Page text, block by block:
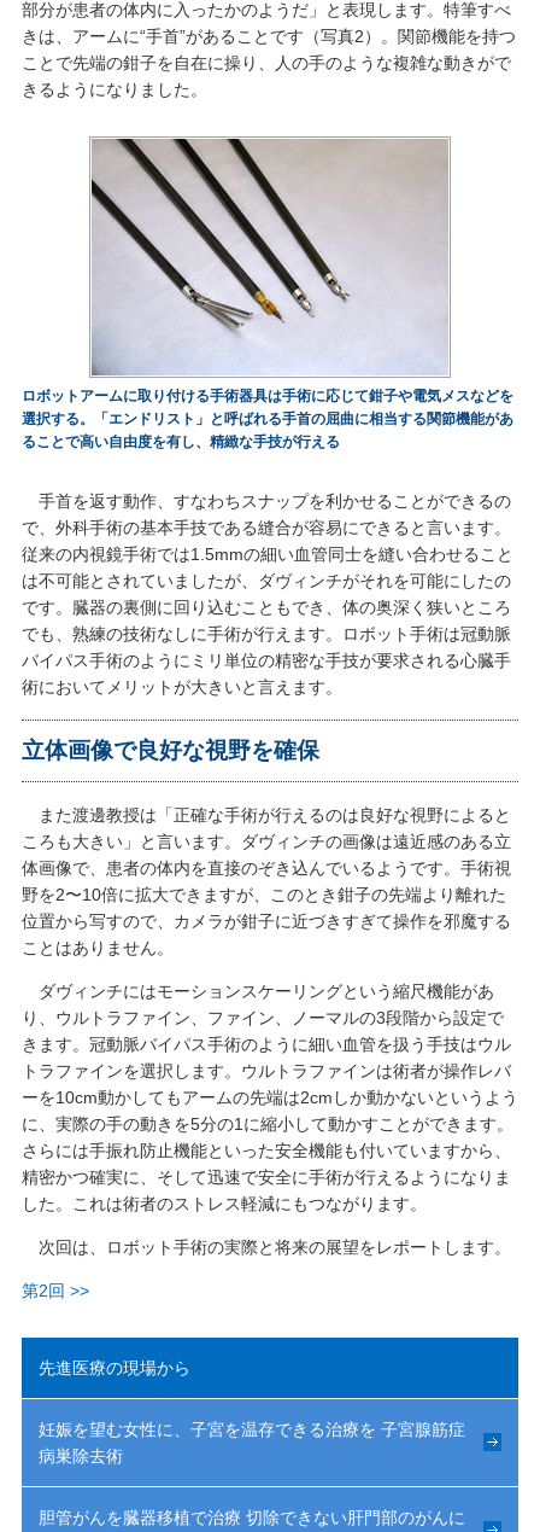
部分が患者の体内に入ったかのようだ」と表現します。特筆すべ
きは、アームに“手首”があることです（写真2）。関節機能を持つ
ことで先端の鉗子を自在に操り、人の手のような複雑な動きがで
きるようになりました。
ロボットアームに取り付ける手術器具は手術に応じて鉗子や電気メスなどを
選択する。「エンドリスト」と呼ばれる手首の屈曲に相当する関節機能があ
ることで高い自由度を有し、精緻な手技が行える
手首を返す動作、すなわちスナップを利かせることができるの
で、外科手術の基本手技である縫合が容易にできると言います。
従来の内視鏡手術では1.5mmの細い血管同士を縫い合わせること
は不可能とされていましたが、ダヴィンチがそれを可能にしたの
です。臓器の裏側に回り込むこともでき、体の奥深く狭いところ
でも、熟練の技術なしに手術が行えます。ロボット手術は冠動脈
バイパス手術のようにミリ単位の精密な手技が要求される心臓手
術においてメリットが大きいと言えます。
立体画像で良好な視野を確保
また渡邊教授は「正確な手術が行えるのは良好な視野によると
ころも大きい」と言います。ダヴィンチの画像は遠近感のある立
体画像で、患者の体内を直接のぞき込んでいるようです。手術視
野を2〜10倍に拡大できますが、このとき鉗子の先端より離れた
位置から写すので、カメラが鉗子に近づきすぎて操作を邪魔する
ことはありません。
ダヴィンチにはモーションスケーリングという縮尺機能があ
り、ウルトラファイン、ファイン、ノーマルの3段階から設定で
きます。冠動脈バイパス手術のように細い血管を扱う手技はウル
トラファインを選択します。ウルトラファインは術者が操作レバ
ーを10cm動かしてもアームの先端は2cmしか動かないというよう
に、実際の手の動きを5分の1に縮小して動かすことができます。
さらには手振れ防止機能といった安全機能も付いていますから、
精密かつ確実に、そして迅速で安全に手術が行えるようになりま
した。これは術者のストレス軽減にもつながります。
次回は、ロボット手術の実際と将来の展望をレポートします。
第2回 >>
先進医療の現場から
妊娠を望む女性に、子宮を温存できる治療を 子宮腺筋症
病巣除去術
胆管がんを臓器移植で治療 切除できない肝門部のがんに